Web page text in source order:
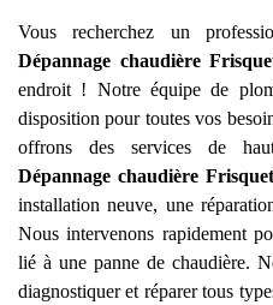
Vous recherchez un
Dépannage chaudière
endroit ! Notre équipe de
disposition pour toutes vos
offrons des services de
Dépannage chaudière Frisquet
installation neuve, une
Nous intervenons rapidement
lié à une panne de chaudière.
diagnostiquer et réparer tous